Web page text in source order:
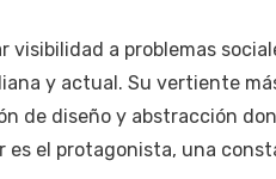
a problemas
y actual. Su vertiente
de diseño y abstracción
es el protagonista, una